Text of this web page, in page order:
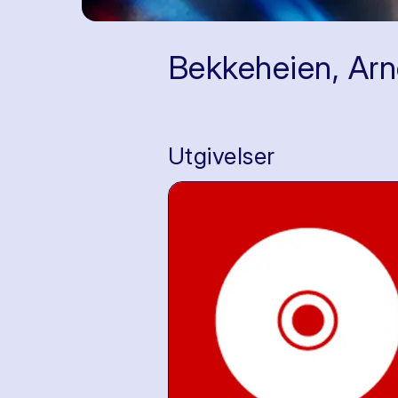
Bekkeheien,
Utgivelser